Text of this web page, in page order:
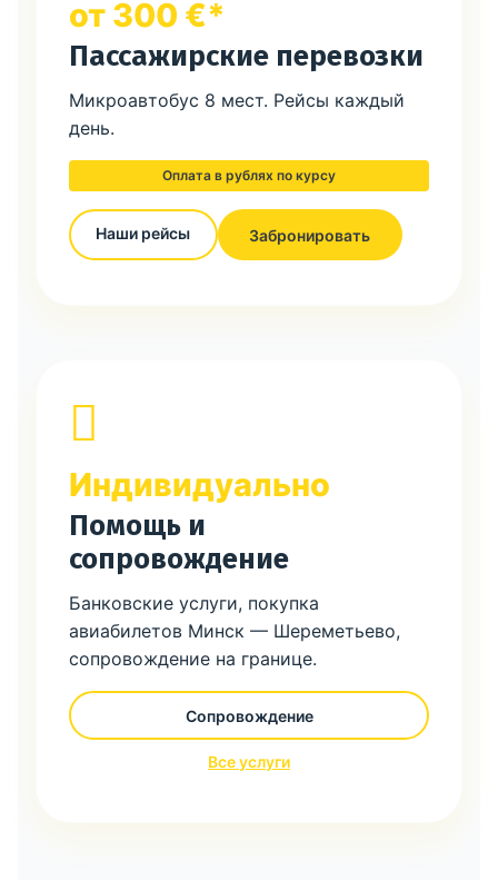
от 300 €*
Пассажирские перевозки
Микроавтобус 8 мест. Рейсы каждый
день.
Оплата в рублях по курсу
Наши рейсы Забронировать
Индивидуально
Помощь и
сопровождение
Банковские услуги, покупка
авиабилетов Минск — Шереметьево,
сопровождение на границе.
Сопровождение
Все услуги